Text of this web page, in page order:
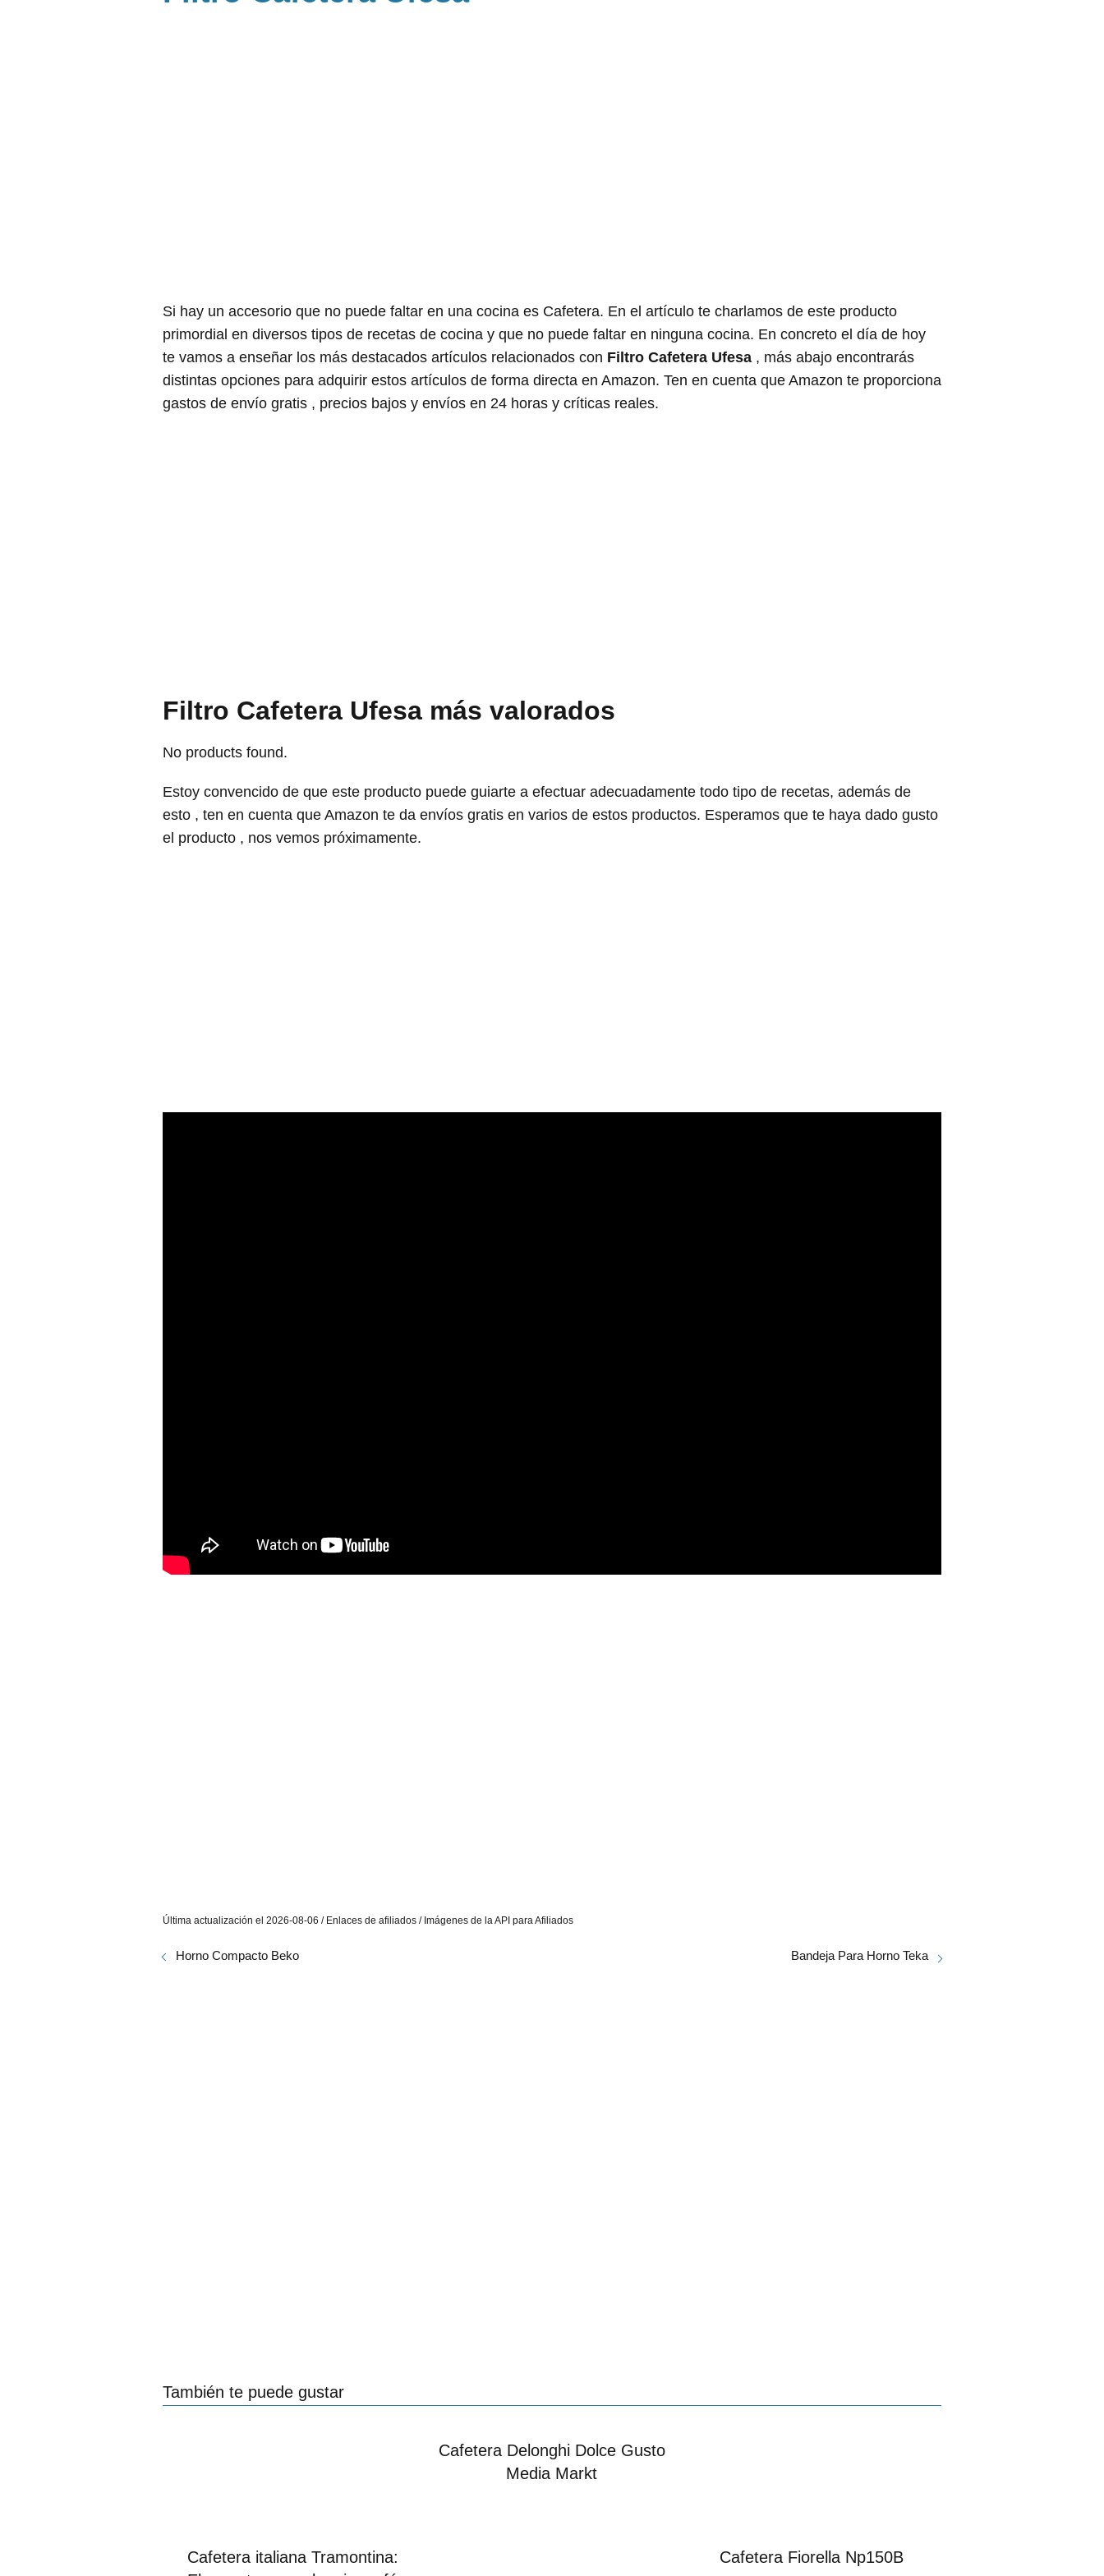
Si hay un accesorio que no puede faltar en una cocina es Cafetera. En el artículo te charlamos de este producto
primordial en diversos tipos de recetas de cocina y que no puede faltar en ninguna cocina. En concreto el día de hoy
te vamos a enseñar los más destacados artículos relacionados con Filtro Cafetera Ufesa , más abajo encontrarás
distintas opciones para adquirir estos artículos de forma directa en Amazon. Ten en cuenta que Amazon te proporciona
gastos de envío gratis , precios bajos y envíos en 24 horas y críticas reales.
Filtro Cafetera Ufesa más valorados
No products found.
Estoy convencido de que este producto puede guiarte a efectuar adecuadamente todo tipo de recetas, además de
esto , ten en cuenta que Amazon te da envíos gratis en varios de estos productos. Esperamos que te haya dado gusto
el producto , nos vemos próximamente.
Última actualización el 2026-08-06 / Enlaces de afiliados / Imágenes de la API para Afiliados
Horno Compacto Beko Bandeja Para Horno Teka
También te puede gustar
Cafetera italiana Tramontina:
Cafetera Delonghi Dolce Gusto
Media Markt
Cafetera Fiorella Np150B